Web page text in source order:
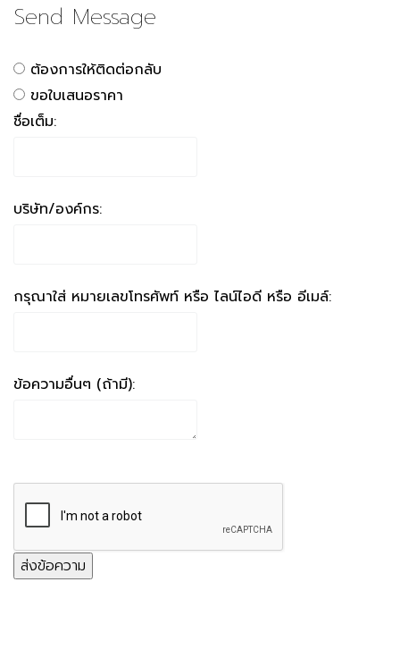
Send Message
ต้องการให้ติดต่อกลับ
ขอใบเสนอราคา
ชื่อเต็ม:
บริษัท/องค์กร:
กรุณาใส่ หมายเลขโทรศัพท์ หรือ ไลน์ไอดี หรือ อีเมล์:
ข้อความอื่นๆ (ถ้ามี):